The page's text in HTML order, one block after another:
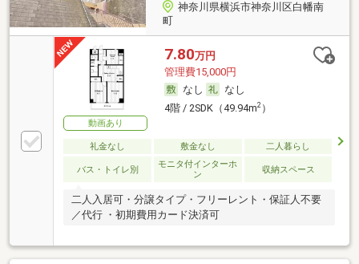
神奈川県横浜市神奈川区白幡南
町
動画あり
7.80万円
管理費15,000円
なし
なし
4階 / 2SDK（49.94m2）
礼金なし 敷金なし 二人暮らし
バス・トイレ別
モニタ付インターホ
ン
収納スペース
二人入居可・分譲タイプ・フリーレント・保証人不要
／代行 ・初期費用カード決済可